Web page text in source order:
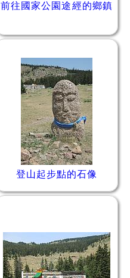
前往國家公園途經的鄉鎮
登山起步點的石像